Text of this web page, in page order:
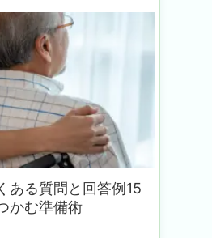
ある質問と回答例15
かむ準備術